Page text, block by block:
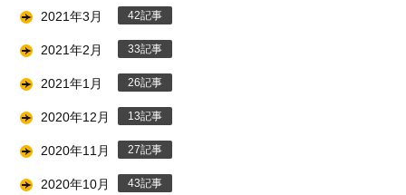
2021年3月 42
2021年2月 33
2021年1月 26
2020年12月 13
2020年11月 27
2020年10月 43